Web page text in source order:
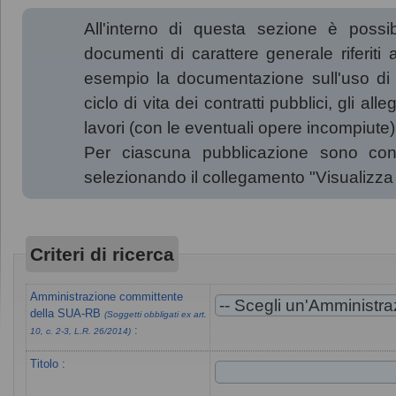
All'interno di questa sezione è
documenti di carattere generale riferiti
esempio la documentazione sull'uso
ciclo di vita dei contratti pubblici, gli
lavori (con le eventuali opere
Per ciascuna pubblicazione sono
selezionando il collegamento
Criteri di ricerca
Amministrazione committente
della SUA-RB (Soggetti obbligati ex art.
10, c. 2-3, L.R. 26/2014):
Titolo :